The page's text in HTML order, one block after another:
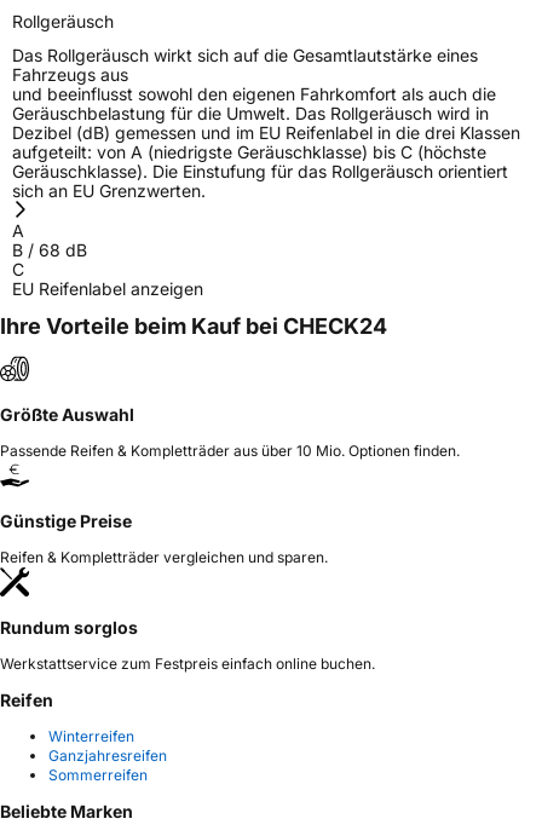
Rollgeräusch
Das Rollgeräusch wirkt sich auf die Gesamtlautstärke eines
Fahrzeugs aus
und beeinflusst sowohl den eigenen Fahrkomfort als auch die
Geräuschbelastung für die Umwelt. Das Rollgeräusch wird in
Dezibel (dB) gemessen und im EU Reifenlabel in die drei Klassen
aufgeteilt: von A (niedrigste Geräuschklasse) bis C (höchste
Geräuschklasse). Die Einstufung für das Rollgeräusch orientiert
sich an EU Grenzwerten.
A
B / 68 dB
C
EU Reifenlabel anzeigen
Ihre Vorteile beim Kauf bei CHECK24
Größte Auswahl
Passende Reifen & Kompletträder aus über 10 Mio. Optionen finden.
Günstige Preise
Reifen & Kompletträder vergleichen und sparen.
Rundum sorglos
Werkstattservice zum Festpreis einfach online buchen.
Reifen
Winterreifen
Ganzjahresreifen
Sommerreifen
Beliebte Marken